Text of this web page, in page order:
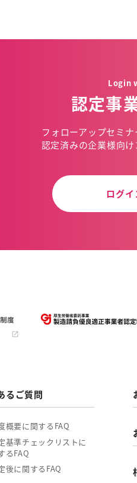
Login
認定事
フォローアップセミ
認定済みの企業様向
ログイ
るご質問
概要に関するFAQ
基準チェックリストに
るFAQ
後に関するFAQ